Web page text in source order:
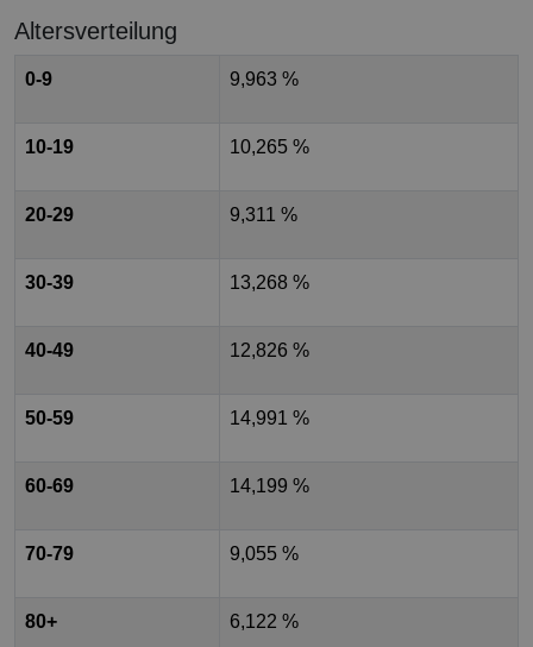
Altersverteilung
0-9 9,963 %
10-19 10,265 %
20-29 9,311 %
30-39 13,268 %
40-49 12,826 %
50-59 14,991 %
60-69 14,199 %
70-79 9,055 %
80+ 6,122 %